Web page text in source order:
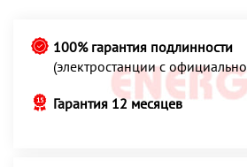
100% гарантия подлинности
(электростанции с
Гарантия 12 месяцев